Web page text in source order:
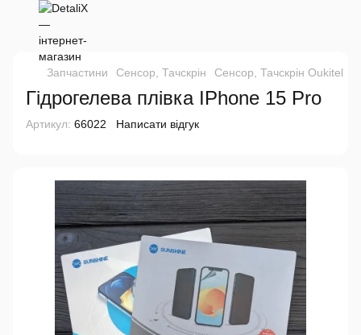
Запчастини Сенсор, Тачскрін Сенсор, Тачскрін Oukitel
Гідрогелева плівка IPhone 15 Pro
Артикул: 66022 Написати відгук